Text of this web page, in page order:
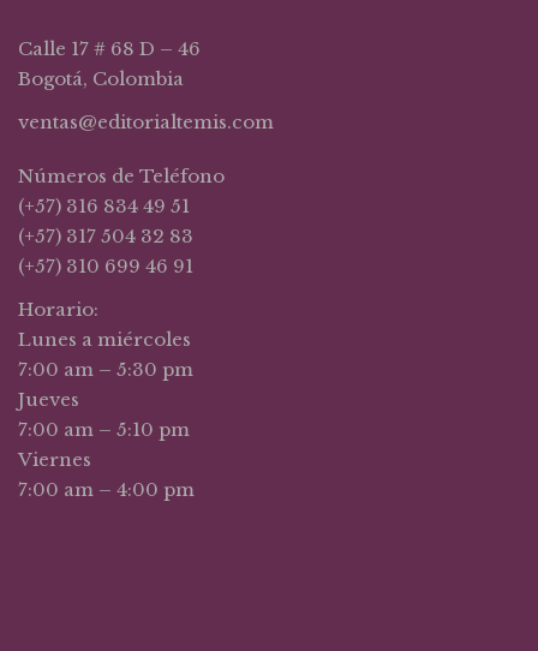
Calle 17 # 68 D – 46
Bogotá, Colombia
ventas@editorialtemis.com
Números de Teléfono
(+57) 316 834 49 51
(+57) 317 504 32 83
(+57) 310 699 46 91
Horario:
Lunes a miércoles
7:00 am – 5:30 pm
Jueves
7:00 am – 5:10 pm
Viernes
7:00 am – 4:00 pm